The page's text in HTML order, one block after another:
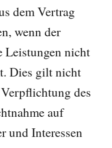
dem Vertrag
wenn der
Leistungen nicht
Dies gilt nicht
des
auf
und Interessen